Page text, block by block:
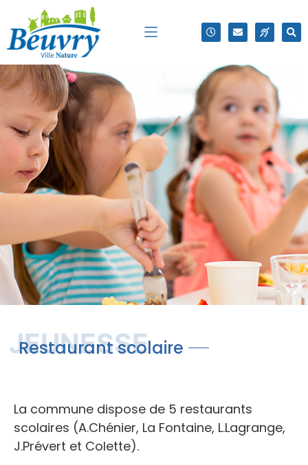
JEUNESSE
Restaurant scolaire
La commune dispose de 5 restaurants
scolaires (A.Chénier, La Fontaine, L.Lagrange,
J.Prévert et Colette).